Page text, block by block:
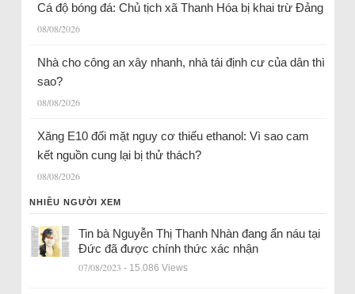
Cá độ bóng đá: Chủ tịch xã Thanh Hóa bị khai trừ Đảng
08/08/2026
Nhà cho công an xây nhanh, nhà tái định cư của dân thì
sao?
08/08/2026
Xăng E10 đối mặt nguy cơ thiếu ethanol: Vì sao cam
kết nguồn cung lại bị thử thách?
08/08/2026
NHIỀU NGƯỜI XEM
Tin bà Nguyễn Thị Thanh Nhàn đang ẩn náu tại
Đức đã được chính thức xác nhận
07/08/2023 - 15.086 Views